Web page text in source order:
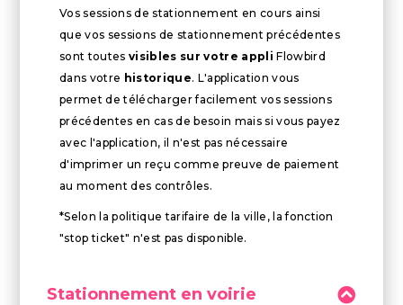
Vos sessions de stationnement en cours ainsi
que vos sessions de stationnement précédentes
sont toutes visibles sur votre appli Flowbird
dans votre historique. L'application vous
permet de télécharger facilement vos sessions
précédentes en cas de besoin mais si vous payez
avec l'application, il n'est pas nécessaire
d'imprimer un reçu comme preuve de paiement
au moment des contrôles.
*Selon la politique tarifaire de la ville, la fonction
"stop ticket" n'est pas disponible.
Stationnement en voirie